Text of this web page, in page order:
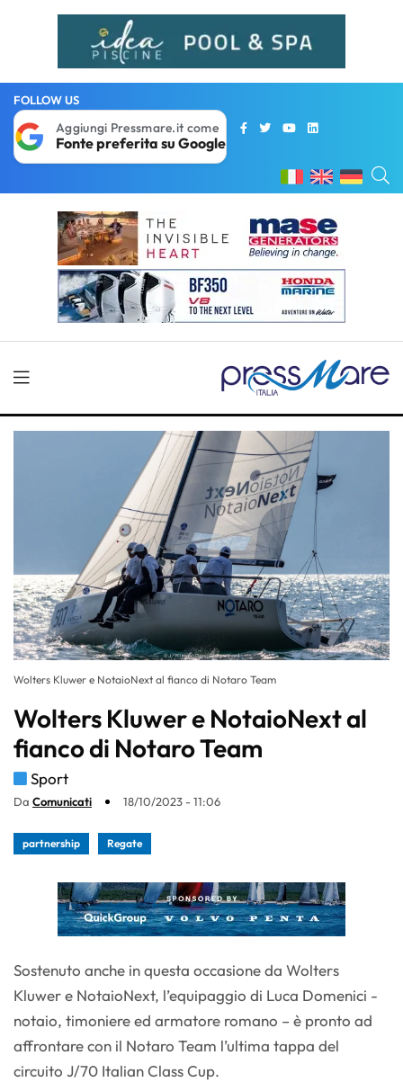
FOLLOW US
Aggiungi Pressmare.it come
Fonte preferita su Google
Wolters Kluwer e NotaioNext al fianco di Notaro Team
Wolters Kluwer e NotaioNext al
fianco di Notaro Team
Sport
Da Comunicati 18/10/2023 - 11:06
partnership Regate
Sostenuto anche in questa occasione da Wolters
Kluwer e NotaioNext, l’equipaggio di Luca Domenici -
notaio, timoniere ed armatore romano – è pronto ad
affrontare con il Notaro Team l’ultima tappa del
circuito J/70 Italian Class Cup.